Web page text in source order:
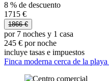
8 % de descuento
1715 €
1866 €
por 7 noches y 1 casa
245 € por noche
incluye tasas e impuestos
Finca moderna cerca de la